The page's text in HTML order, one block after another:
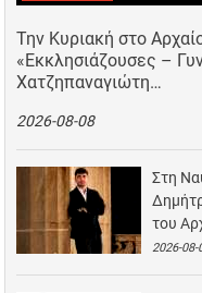
Την Κυριακή στο
«Εκκλησιάζουσες –
Χατζηπαναγιώτη…
2026-08-08
Στη
του
2026-08-